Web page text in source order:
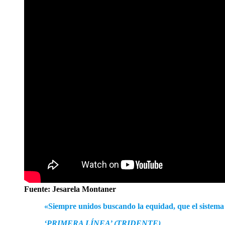
Fuente: Jesarela Montaner
«Siempre unidos buscando la equidad, que el